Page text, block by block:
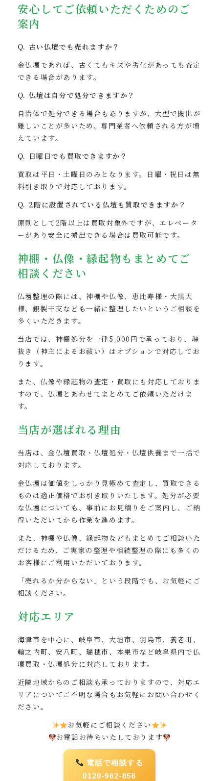
安心してご依頼いただくためのご
案内
Q. 古い仏壇でも売れますか？
金仏壇であれば、古くてもキズや劣化があっても査定
できる場合があります。
Q. 仏壇は自分で処分できますか？
自治体で処分できる場合もありますが、大型で搬出が
難しいことが多いため、専門業者へ依頼される方が増
えています。
Q. 日曜日でも買取できますか？
買取は平日・土曜日のみとなります。日曜・祝日は無
料引き取りで対応しております。
Q. 2階に設置されている仏壇も買取できますか？
原則として2階以上は買取対象外ですが、エレベータ
ーがあり安全に搬出できる場合は買取可能です。
神棚・仏像・縁起物もまとめてご
相談ください
仏壇整理の際には、神棚や仏像、恵比寿様・大黒天
様、銀製干支なども一緒に整理したいというご相談を
多くいただきます。
当店では、神棚処分を一律5,000円で承っており、魂
抜き（神主によるお祓い）はオプションで対応してお
ります。
また、仏像や縁起物の査定・買取にも対応しておりま
すので、仏壇とあわせてまとめてご依頼いただけま
す。
当店が選ばれる理由
当店は、金仏壇買取・仏壇処分・仏壇供養まで一括で
対応しております。
金仏壇は価値をしっかり見極めて査定し、買取できる
ものは適正価格でお引き取りいたします。処分が必要
な仏壇についても、事前にお見積りをご案内し、ご納
得いただいてから作業を進めます。
また、神棚や仏像、縁起物などもまとめてご相談いた
だけるため、ご実家の整理や相続整理の際にも多くの
お客様にご利用いただいております。
「売れるか分からない」という段階でも、お気軽にご
相談ください。
対応エリア
海津市を中心に、岐阜市、大垣市、羽島市、養老町、
輪之内町、安八町、瑞穂市、本巣市など岐阜県内で仏
壇買取・仏壇処分に対応しております。
近隣地域からのご相談も承っておりますので、対応エ
リアについてご不明な場合もお気軽にお問い合わせく
ださい。
お気軽にご相談ください
お電話お待ちいたしております
電話で相談する
0120-962-856